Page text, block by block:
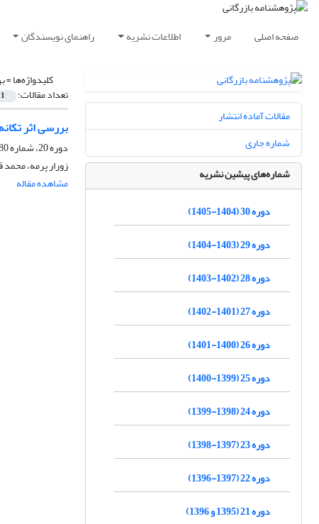
صفحه اصلی مرور اطلاعات نشریه راهنمای نویسندگان
کلیدواژه‌ها =
تعداد مقالات: 1
بررسی اثر
دوره 20، شماره 80، پاییز 1395، صفحه
زورار پرمه،
مشاهده مقاله
مقالات آماده انتشار
شماره جاری
شماره‌های پیشین نشریه
دوره 30 (1404-1405)
دوره 29 (1403-1404)
دوره 28 (1402-1403)
دوره 27 (1401-1402)
دوره 26 (1400-1401)
دوره 25 (1399-1400)
دوره 24 (1398-1399)
دوره 23 (1397-1398)
دوره 22 (1397-1396)
دوره 21 (1395 و 1396)